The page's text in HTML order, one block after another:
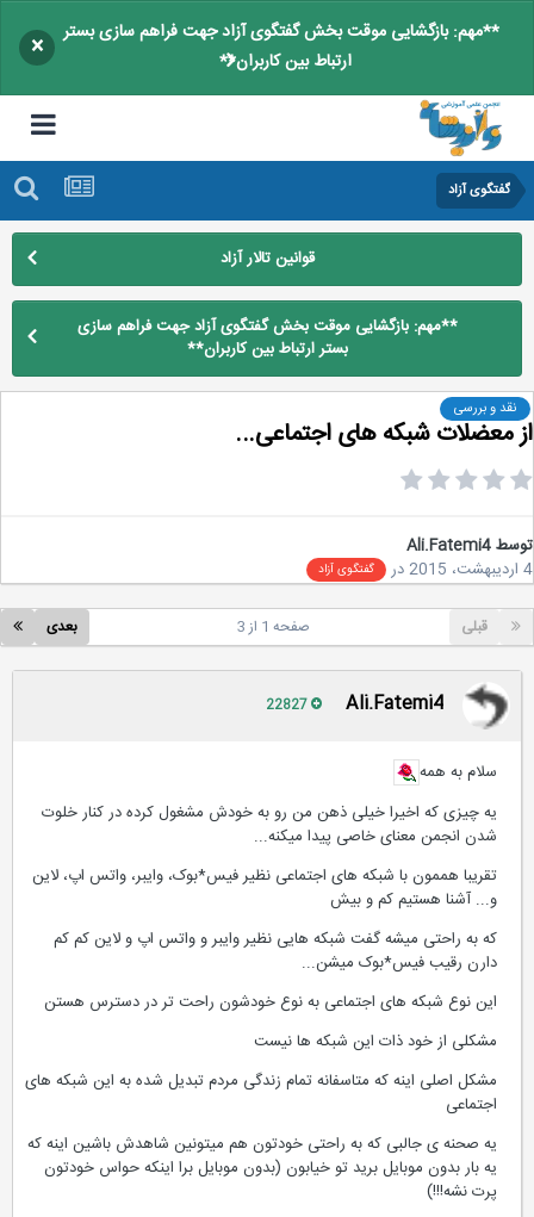
**مهم: بازگشایی موقت بخش گفتگوی آزاد جهت فراهم سازی بستر
ارتباط بین کاربران**
×
گفتگوی آزاد
قوانین تالار آزاد
**مهم: بازگشایی موقت بخش گفتگوی آزاد جهت فراهم سازی
بستر ارتباط بین کاربران**
نقد و بررسی
معضلات شبکه های اجتماعی...
Ali.Fatemi4
در
گفتگوی آزاد
قبلی بعدی صفحه 1 از 3
Ali.Fatemi4
سلام به همه
یه چیزی که اخیرا خیلی ذهن من رو به خودش مشغول کرده در کنار خلوت
شدن انجمن معنای خاصی پیدا میکنه...
تقریبا هممون با شبکه های اجتماعی نظیر فیس*بوک، وایبر، واتس اپ، لاین
و... آشنا هستیم کم و بیش
که به راحتی میشه گفت شبکه هایی نظیر وایبر و واتس اپ و لاین کم کم
دارن رقیب فیس*بوک میشن...
این نوع شبکه های اجتماعی به نوع خودشون راحت تر در دسترس هستن
مشکلی از خود ذات این شبکه ها نیست
مشکل اصلی اینه که متاسفانه تمام زندگی مردم تبدیل شده به این شبکه های
اجتماعی
یه صحنه ی جالبی که به راحتی خودتون هم میتونین شاهدش باشین اینه که
یه بار بدون موبایل برید تو خیابون (بدون موبایل برا اینکه حواس خودتون
پرت نشه!!!)